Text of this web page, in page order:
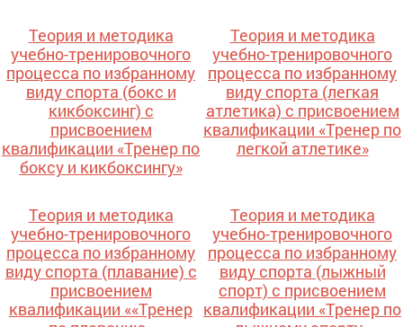
Теория и методика
учебно-тренировочного
процесса по избранному
виду спорта (бокс и
кикбоксинг) с
присвоением
квалификации «Тренер по
боксу и кикбоксингу»
Теория и методика
учебно-тренировочного
процесса по избранному
виду спорта (легкая
атлетика) с присвоением
квалификации «Тренер по
легкой атлетике»
Теория и методика
учебно-тренировочного
процесса по избранному
виду спорта (плавание) с
присвоением
квалификации ««Тренер
Теория и методика
учебно-тренировочного
процесса по избранному
виду спорта (лыжный
спорт) с присвоением
квалификации «Тренер по